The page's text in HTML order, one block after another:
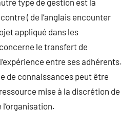
type de gestion est la
( de l’anglais encounter
appliqué dans les
le transfert de
entre ses adhérents.
de connaissances peut être
mise à la discrétion de